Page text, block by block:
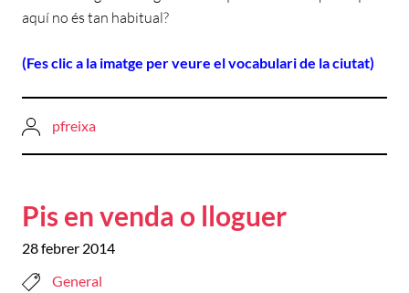
aquí no és tan habitual?
(Fes clic a la imatge per veure el vocabulari de la ciutat)
pfreixa
Pis en venda o lloguer
28 febrer 2014
General